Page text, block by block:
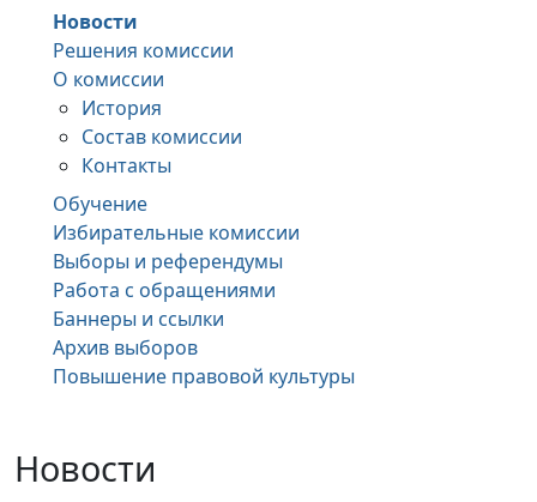
Новости
Решения комиссии
О комиссии
История
Состав комиссии
Контакты
Обучение
Избирательные комиссии
Выборы и референдумы
Работа с обращениями
Баннеры и ссылки
Архив выборов
Повышение правовой культуры
Новости